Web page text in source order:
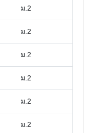
ม.2
ม.2
ม.2
ม.2
ม.2
ม.2